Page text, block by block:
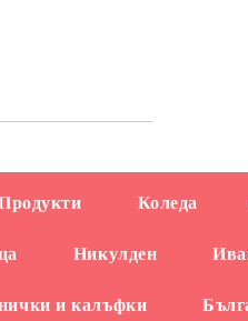
Коледа
Никулден
и калъфки